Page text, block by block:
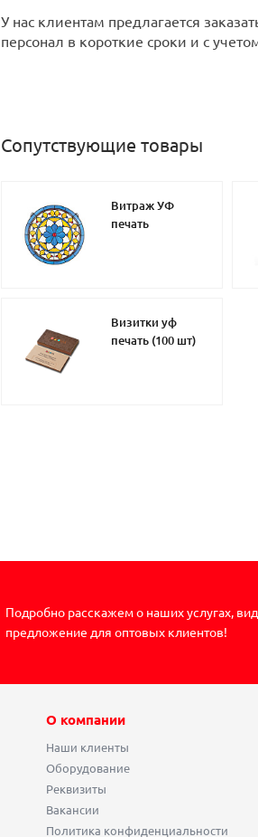
У нас клиентам предлагается
персонал в короткие сроки и с
Сопутствующие товары
Витраж УФ
печать
Визитки уф
печать (100 шт)
Подробно расскажем о наших услугах,
предложение для оптовых клиентов!
О компании
Наши клиенты
Оборудование
Реквизиты
Вакансии
Политика конфиденциальности